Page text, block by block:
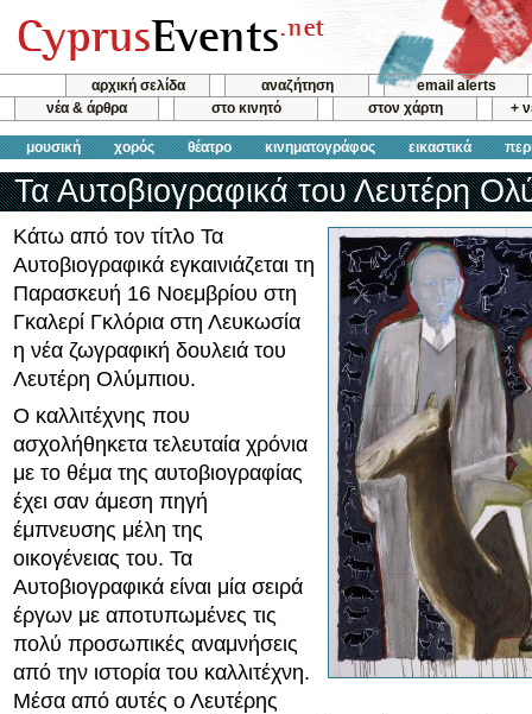
αρχική σελίδα αναζήτηση
email alerts
νέα & άρθρα
στο κινητό στον χάρτη +
μουσική χορός θέατρο κινηματογράφος εικαστικά
Τα Αυτοβιογραφικά του Λευτέρη
Κάτω από τον τίτλο Τα
Αυτοβιογραφικά εγκαινιάζεται τη
Παρασκευή 16 Νοεμβρίου στη
Γκαλερί Γκλόρια στη Λευκωσία
η νέα ζωγραφική δουλειά του
Λευτέρη Ολύμπιου.
Ο καλλιτέχνης που
ασχολήθηκετα τελευταία χρόνια
με το θέμα της αυτοβιογραφίας
έχει σαν άμεση πηγή
έμπνευσης μέλη της
οικογένειας του. Τα
Αυτοβιογραφικά είναι μία σειρά
έργων με αποτυπωμένες τις
πολύ προσωπικές αναμνήσεις
από την ιστορία του καλλιτέχνη.
Μέσα από αυτές ο Λευτέρης